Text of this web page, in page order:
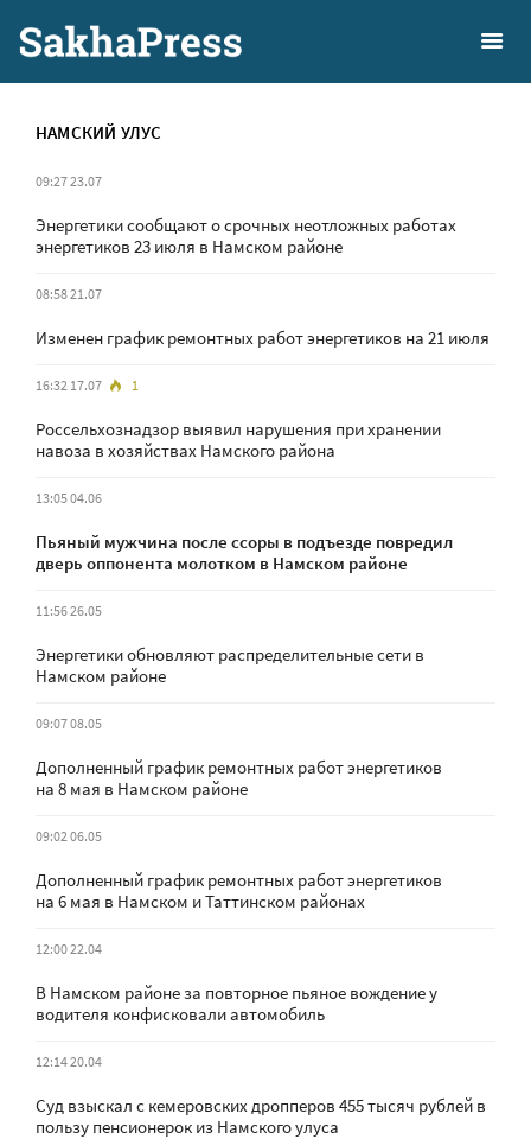
НАМСКИЙ УЛУС
09:27 23.07
Энергетики сообщают о срочных неотложных работах
энергетиков 23 июля в Намском районе
08:58 21.07
Изменен график ремонтных работ энергетиков на 21 июля
16:32 17.07 1
Россельхознадзор выявил нарушения при хранении
навоза в хозяйствах Намского района
13:05 04.06
Пьяный мужчина после ссоры в подъезде повредил
дверь оппонента молотком в Намском районе
11:56 26.05
Энергетики обновляют распределительные сети в
Намском районе
09:07 08.05
Дополненный график ремонтных работ энергетиков
на 8 мая в Намском районе
09:02 06.05
Дополненный график ремонтных работ энергетиков
на 6 мая в Намском и Таттинском районах
12:00 22.04
В Намском районе за повторное пьяное вождение у
водителя конфисковали автомобиль
12:14 20.04
Суд взыскал с кемеровских дропперов 455 тысяч рублей в
пользу пенсионерок из Намского улуса